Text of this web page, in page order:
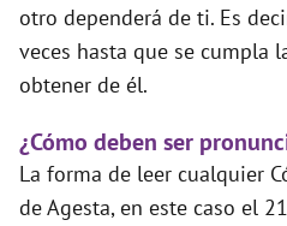
otro dependerá de ti. Es
veces hasta que se cumpla
obtener de él.
¿Cómo deben ser
La forma de leer cualquier
de Agesta, en este caso el